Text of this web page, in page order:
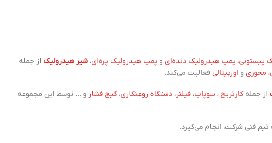
پیستونی، پمپ هیدرولیک دنده‌ای و پمپ هیدرولیک پره‌ای، شیر هیدرولیک از جمله
، محوری و اوربیتالی فعالیت می‌کند.
از جمله کارتریج ، سوپاپ، فیلتر، دستگاه روغنکاری، گیج فشار و ... توسط این مجموعه
فنی شرکت، انجام می‌گیرد.